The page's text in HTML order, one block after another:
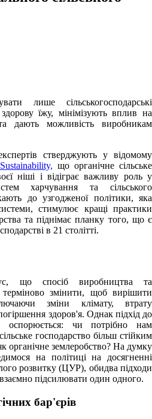
лише сільськогосподарські
їжу, мінімізують вплив на
дають можливість виробникам
стверджують у відомому
що органічне сільське
ніші і відіграє важливу роль у
харчування та сільського
до узгодженої політики, яка
стимулює кращі практики
та піднімає планку того, що є
в 21 столітті.
що спосіб виробництва та
змінити, щоб вирішити
зміни клімату, втрату
погіршення здоров'я. Однак підхід до
оспорюється: чи потрібно нам
господарство більш стійким
органічне землеробство? На думку
на політиці на досягненні
розвитку (ЦУР), обидва підходи
підсилювати один одного.
бар'єрів